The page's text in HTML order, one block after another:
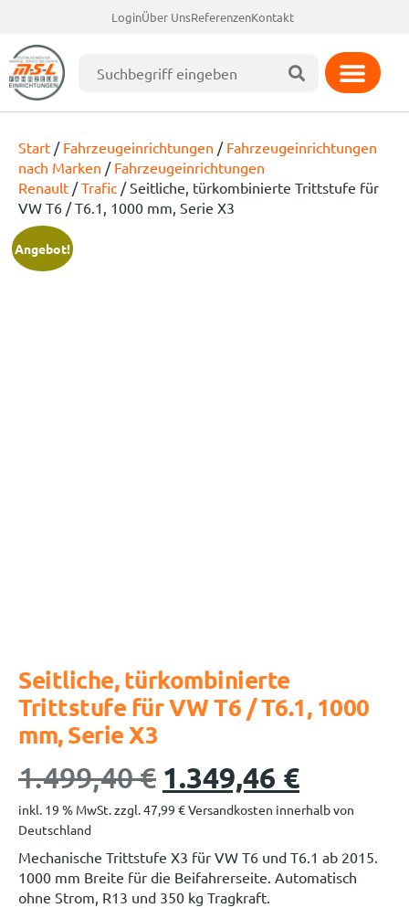
LoginÜber UnsReferenzenKontakt
Start / Fahrzeugeinrichtungen / Fahrzeugeinrichtungen
nach Marken / Fahrzeugeinrichtungen
Renault /Trafic / Seitliche, türkombinierte Trittstufe für
VW T6 / T6.1, 1000 mm, Serie X3
Angebot!
Seitliche, türkombinierte
Trittstufe für VW T6 / T6.1, 1000
mm, Serie X3
1.499,40€ 1.349,46 €
inkl. 19 % MwSt.zzgl.47,99 €Versandkosten innerhalb von
Deutschland
Mechanische Trittstufe X3 für VW T6 und T6.1 ab 2015.
1000 mm Breite für die Beifahrerseite. Automatisch
ohne Strom, R13 und 350 kg Tragkraft.